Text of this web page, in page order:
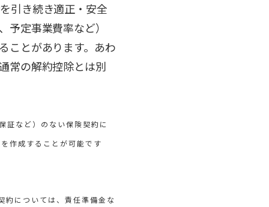
引き続き適正・安全
定事業費率など）
ことがあります。あわ
常の解約控除とは別
証など）のない保険契約に
作成することが可能です
については、責任準備金な